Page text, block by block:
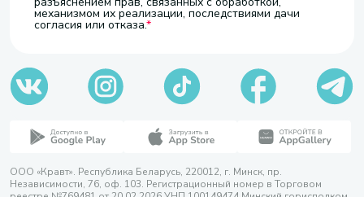
механизмом их реализации, последствиями дачи
согласия или отказа.
ООО «Кравт». Республика Беларусь, 220012, г. Минск, пр.
Независимости, 76, оф. 103. Регистрационный номер в Торговом